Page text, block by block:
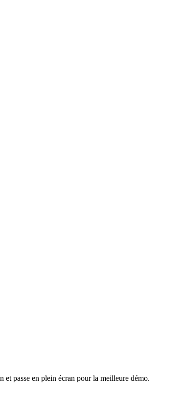
et passe en plein écran pour la meilleure démo.